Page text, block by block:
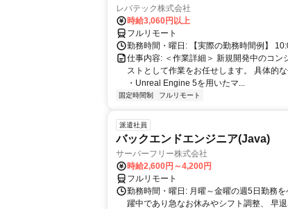
レバテック株式会社
時給3,060円以上
フルリモート
勤務時間・曜日: 【実際の勤務時間例】
仕事内容: ＜作業詳細＞ 新規開発中のコン
ストとして作業をお任せします。 具体的
・Unreal Engine 5を用いたマ...
固定時間制 フルリモート
派遣社員
バックエンドエンジニア(Java)
サーバーフリー株式会社
時給2,600円～4,200円
フルリモート
勤務時間・曜日: 月曜～金曜の週5日勤務
躍中であり急なお休みやシフト調整、 早